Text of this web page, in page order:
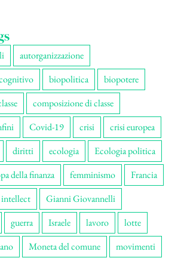
autorganizzazione
biopolitica
biopotere
composizione di classe
Covid-19 crisi
crisi europea
diritti ecologia
Ecologia politica
della finanza femminismo
Francia
intellect
Gianni Giovannelli
guerra Israele lavoro
lotte
Moneta del comune movimenti